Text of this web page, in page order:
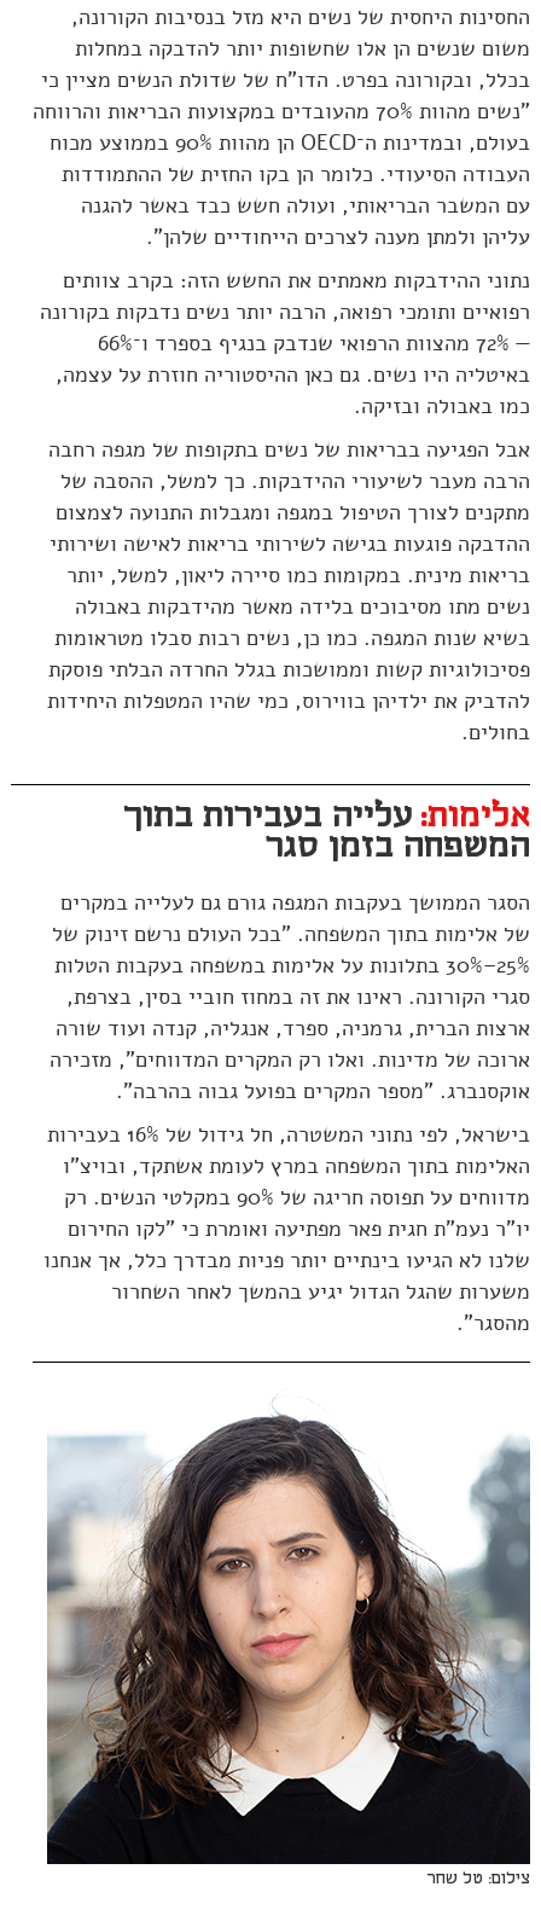
החסינות היחסית של נשים היא מזל בנסיבות הקורונה,
משום שנשים הן אלו שחשופות יותר להדבקה במחלות
בכלל, ובקורונה בפרט. הדו"ח של שדולת הנשים מציין כי
"נשים מהוות 70% מהעובדים במקצועות הבריאות והרווחה
בעולם, ובמדינות ה־OECD הן מהוות 90% בממוצע מכוח
העבודה הסיעודי. כלומר הן בקו החזית של ההתמודדות
עם המשבר הבריאותי, ועולה חשש כבד באשר להגנה
עליהן ולמתן מענה לצרכים הייחודיים שלהן".
נתוני ההידבקות מאמתים את החשש הזה: בקרב צוותים
רפואיים ותומכי רפואה, הרבה יותר נשים נדבקות בקורונה
— 72% מהצוות הרפואי שנדבק בנגיף בספרד ו־66%
באיטליה היו נשים. גם כאן ההיסטוריה חוזרת על עצמה,
כמו באבולה ובזיקה.
אבל הפגיעה בבריאות של נשים בתקופות של מגפה רחבה
הרבה מעבר לשיעורי ההידבקות. כך למשל, ההסבה של
מתקנים לצורך הטיפול במגפה ומגבלות התנועה לצמצום
ההדבקה פוגעות בגישה לשירותי בריאות לאישה ושירותי
בריאות מינית. במקומות כמו סיירה ליאון, למשל, יותר
נשים מתו מסיבוכים בלידה מאשר מהידבקות באבולה
בשיא שנות המגפה. כמו כן, נשים רבות סבלו מטראומות
פסיכולוגיות קשות וממושכות בגלל החרדה הבלתי פוסקת
להדביק את ילדיהן בווירוס, כמי שהיו המטפלות היחידות
בחולים.
אלימות: עלייה בעבירות בתוך
המשפחה בזמן סגר
הסגר הממושך בעקבות המגפה גורם גם לעלייה במקרים
של אלימות בתוך המשפחה. "בכל העולם נרשם זינוק של
25%–30% בתלונות על אלימות במשפחה בעקבות הטלות
סגרי הקורונה. ראינו את זה במחוז חוביי בסין, בצרפת,
ארצות הברית, גרמניה, ספרד, אנגליה, קנדה ועוד שורה
ארוכה של מדינות. ואלו רק המקרים המדווחים", מזכירה
אוקסנברג. "מספר המקרים בפועל גבוה בהרבה".
בישראל, לפי נתוני המשטרה, חל גידול של 16% בעבירות
האלימות בתוך המשפחה במרץ לעומת אשתקד, ובויצ"ו
מדווחים על תפוסה חריגה של 90% במקלטי הנשים. רק
יו"ר נעמ"ת חגית פאר מפתיעה ואומרת כי "לקו החירום
שלנו לא הגיעו בינתיים יותר פניות מבדרך כלל, אך אנחנו
משערות שהגל הגדול יגיע בהמשך לאחר השחרור
מהסגר".
צילום: טל שחר